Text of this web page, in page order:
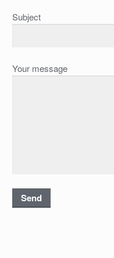
Subject
Your message